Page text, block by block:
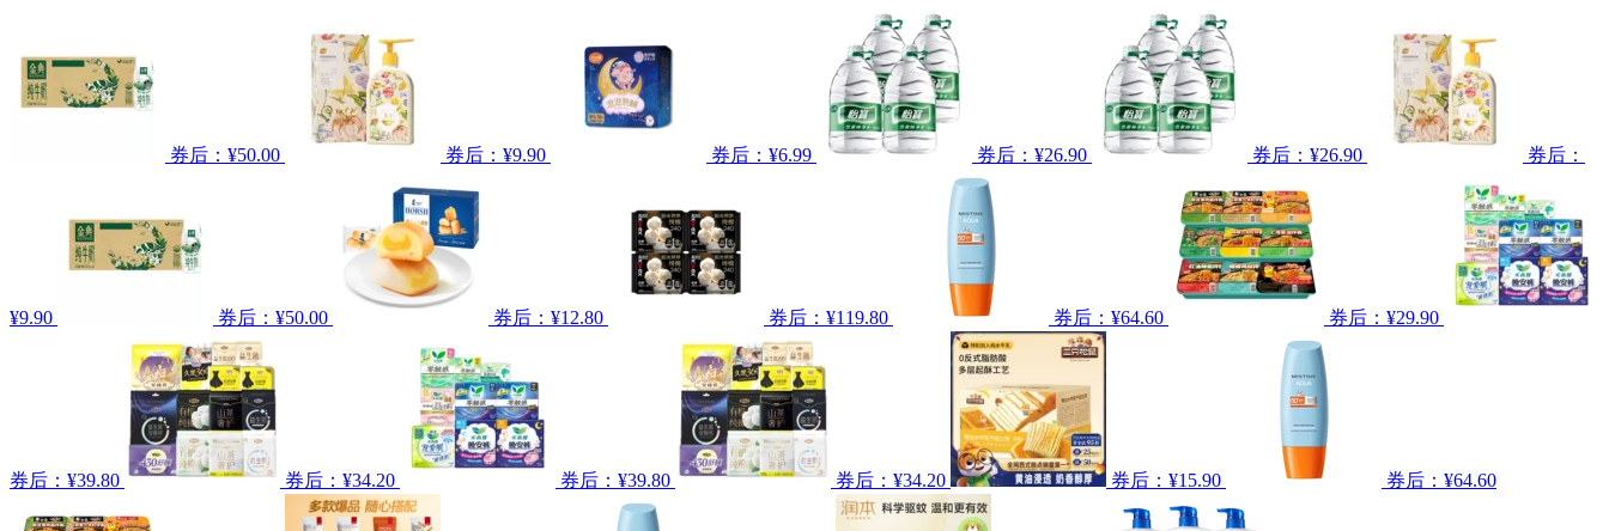
券后：¥50.00 券后：¥9.90 券后：¥6.99 券后：¥26.90 券后：¥26.90 券后：
¥9.90 券后：¥50.00 券后：¥12.80 券后：¥119.80 券后：¥64.60 券后：¥29.90
券后：¥39.80 券后：¥34.20 券后：¥39.80 券后：¥34.20 券后：¥15.90 券后：¥64.60